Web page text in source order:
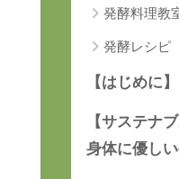
発酵料理教
発酵レシピ
【はじめに
【サステナ
身体に優し